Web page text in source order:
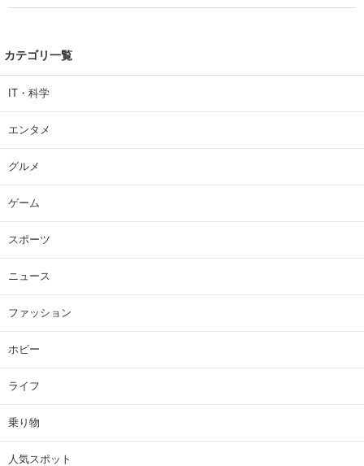
| 大学 ねとらぼリサーチ
カテゴリ一覧
IT・科学
エンタメ
グルメ
ゲーム
スポーツ
ニュース
ファッション
ホビー
ライフ
乗り物
人気スポット